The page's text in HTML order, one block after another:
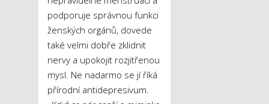
podporuje správnou funkci
ženských orgánů, dovede
také velmi dobře zklidnit
nervy a upokojit rozjitřenou
mysl. Ne nadarmo se jí říká
přírodní antidepresivum.